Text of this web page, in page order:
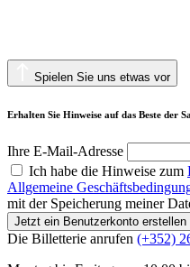
Spielen Sie uns etwas vor
Erhalten Sie Hinweise auf das Beste der
Ihre E-Mail-Adresse
Ich habe die Hinweise zum
Allgemeine
mit der Speicherung meiner
Jetzt ein Benutzerkonto erstellen
Die Billetterie anrufen (+352)